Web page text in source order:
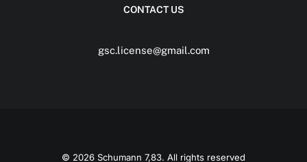
CONTACT US
gsc.license@gmail.com
© 2026 Schumann 7,83. All rights reserved